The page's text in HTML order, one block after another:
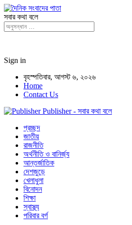
সবার কথা বলে
Sign in
বৃহস্পতিবার, আগস্ট ৬, ২০২৬
Home
Contact Us
Publisher - সবার কথা বলে
প্রচ্ছদ
জাতীয়
রাজনীতি
অর্থনীতি ও বানির্জ্য
আন্তর্জাতিক
দেশজুড়ে
খেলাধুলা
বিনোদন
শিক্ষা
স্বাস্থ্য
পরিবার বর্গ